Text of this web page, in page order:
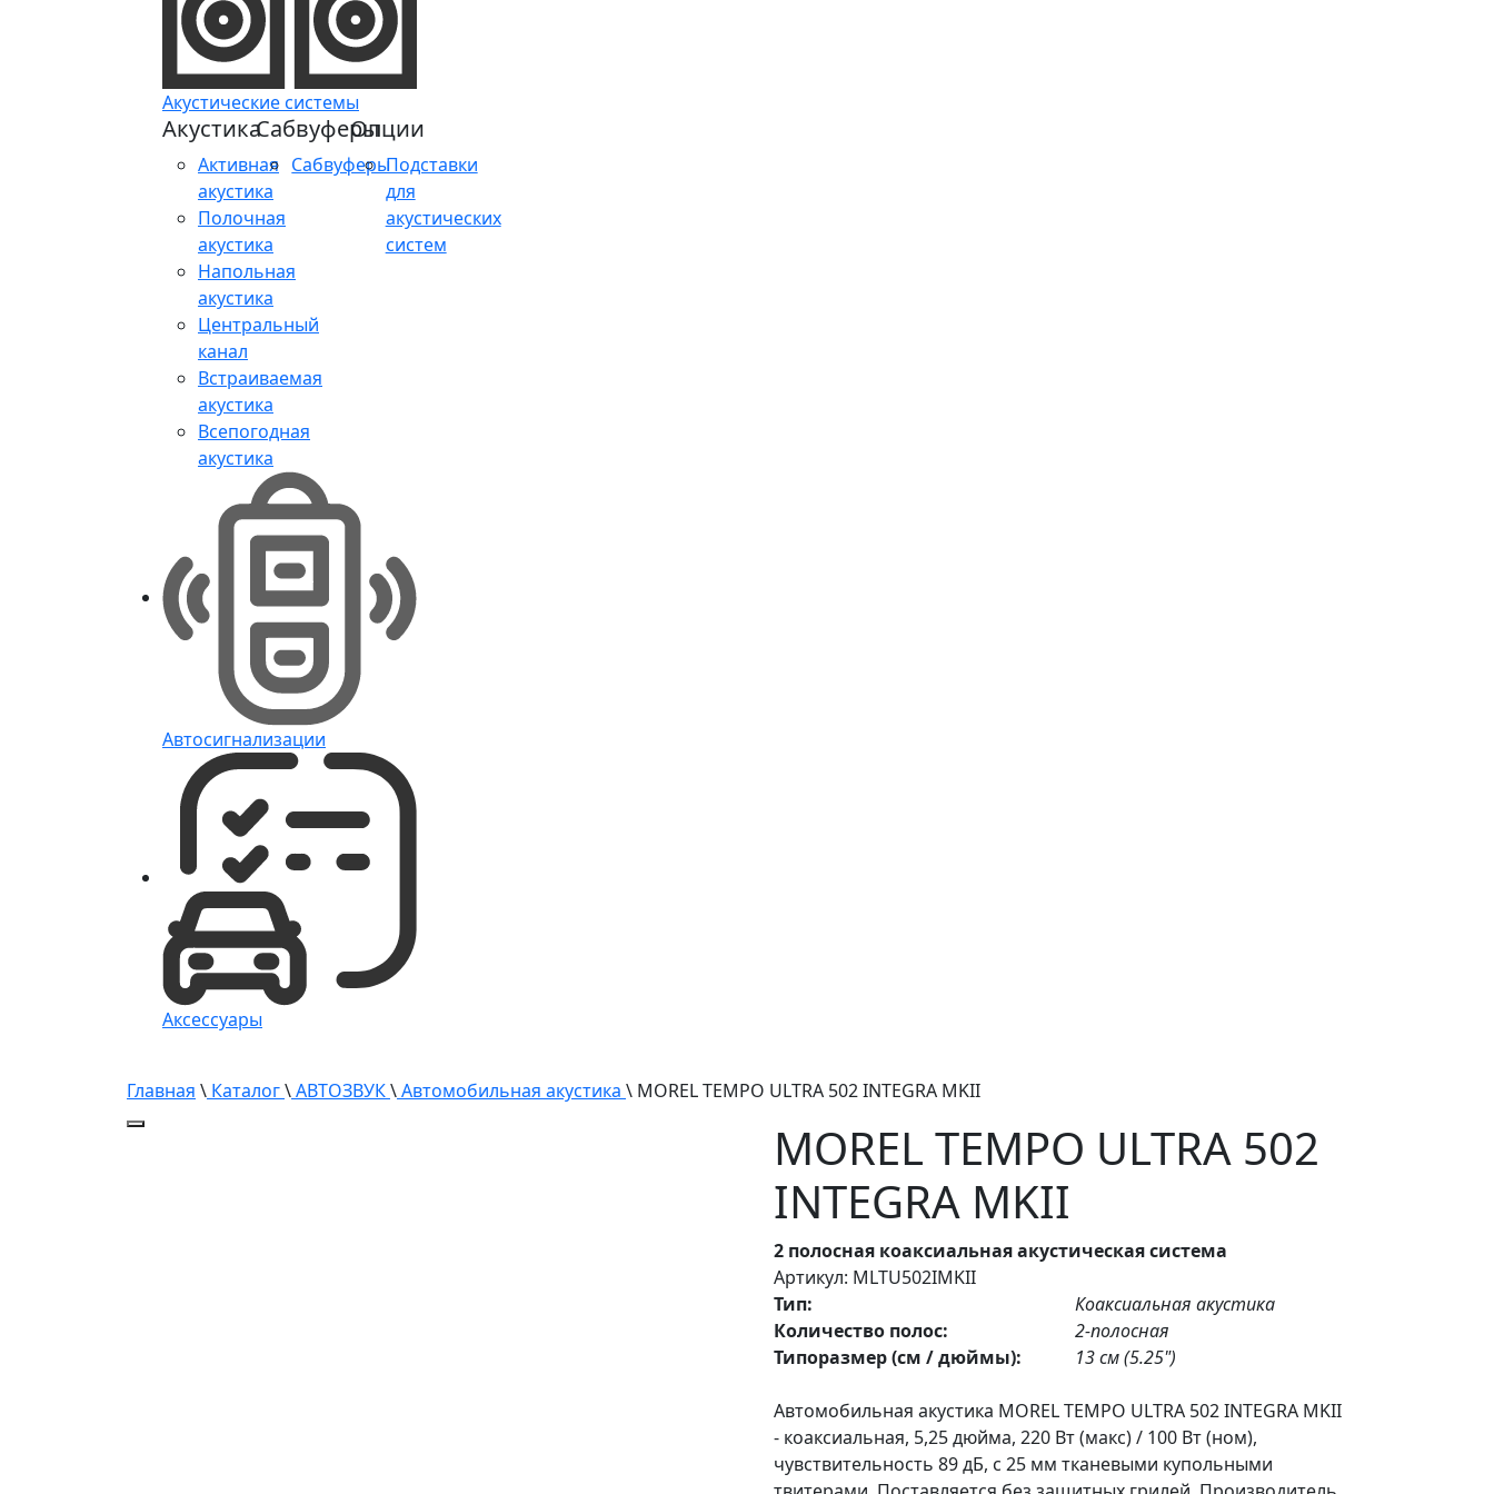
Акустические системы
Акустика
Активная
акустика
Полочная
акустика
Напольная
акустика
Центральный
канал
Встраиваемая
акустика
Всепогодная
акустика
Сабвуферы
Сабвуферы
Опции
Подставки
для
акустических
систем
Автосигнализации
Аксессуары
Главная \ Каталог\АВТОЗВУК\Автомобильная акустика \ MOREL TEMPO ULTRA 502 INTEGRA MKII
MOREL TEMPO ULTRA 502
INTEGRA MKII
2 полосная коаксиальная акустическая система
Артикул: MLTU502IMKII
Тип:
Коаксиальная акустика
Количество полос:
2-полосная
Типоразмер (см / дюймы):
13 см (5.25")
Автомобильная акустика MOREL TEMPO ULTRA 502 INTEGRA MKII
- коаксиальная, 5,25 дюйма, 220 Вт (макс) / 100 Вт (ном),
чувствительность 89 дБ, с 25 мм тканевыми купольными